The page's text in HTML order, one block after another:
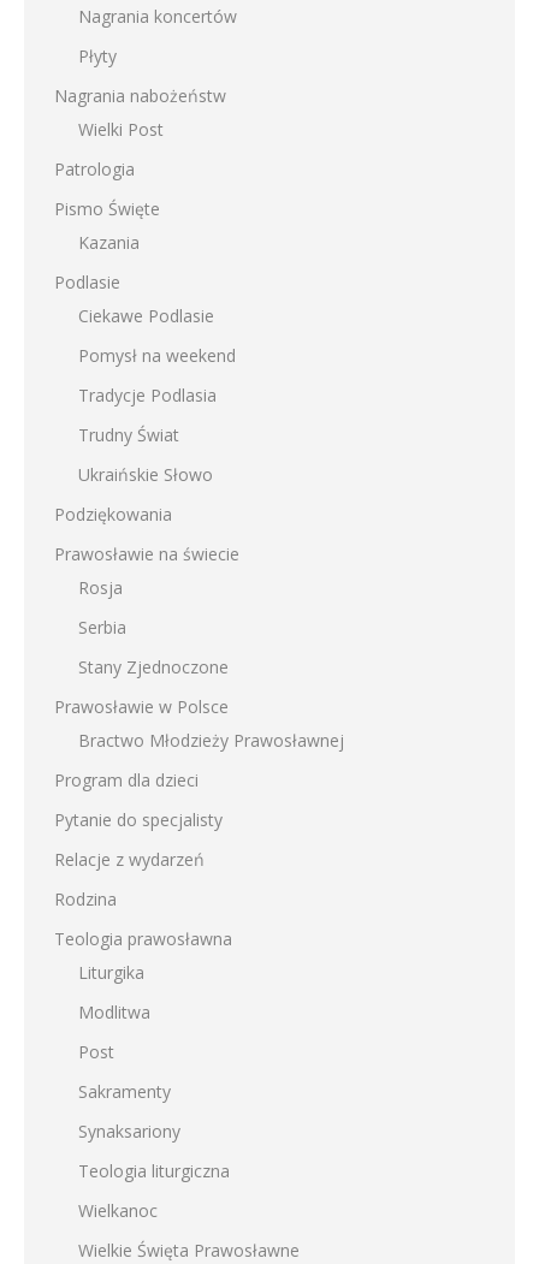
Nagrania koncertów
Płyty
Nagrania nabożeństw
Wielki Post
Patrologia
Pismo Święte
Kazania
Podlasie
Ciekawe Podlasie
Pomysł na weekend
Tradycje Podlasia
Trudny Świat
Ukraińskie Słowo
Podziękowania
Prawosławie na świecie
Rosja
Serbia
Stany Zjednoczone
Prawosławie w Polsce
Bractwo Młodzieży Prawosławnej
Program dla dzieci
Pytanie do specjalisty
Relacje z wydarzeń
Rodzina
Teologia prawosławna
Liturgika
Modlitwa
Post
Sakramenty
Synaksariony
Teologia liturgiczna
Wielkanoc
Wielkie Święta Prawosławne